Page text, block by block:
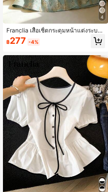
4
Franclia เสื้อเชิ้ตกระดุมหน้าแต่งระบาย
ผ้าแจ็คการ์ดหรูหราสำหรับผู้หญิง, ฤดูร้
อน
฿277 -4%